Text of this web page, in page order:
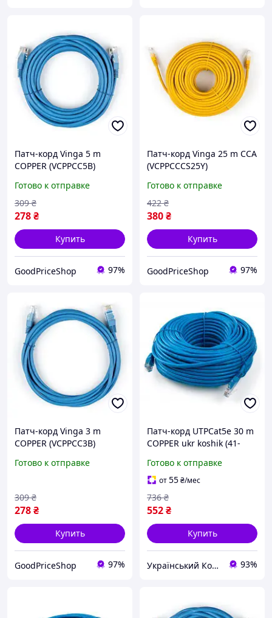
Патч-корд Vinga 5 m
COPPER (VCPPCC5B)
Готово к отправке
278₴
309 ₴
Купить
GoodPriceShop 97%
Патч-корд Vinga 25 m CCA
(VCPPCCCS25Y)
Готово к отправке
380₴
422 ₴
Купить
GoodPriceShop 97%
Патч-корд Vinga 3 m
COPPER (VCPPCC3B)
Готово к отправке
278₴
309 ₴
Купить
GoodPriceShop 97%
Патч-корд UTPCat5e 30 m
COPPER ukr koshik (41-
Готово к отправке
от55₴/мес
552₴
736 ₴
Купить
Український Кошик 93%